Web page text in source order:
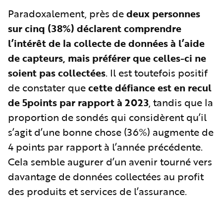
Paradoxalement, près dedeux personnes
sur cinq (38%) déclarent comprendre
l’intérêt de la collecte de données à l’aide
de capteurs, mais préférer que celles-ci ne
soient pas collectées. Il est toutefois positif
de constater quecette défiance est en recul
de 5points par rapport à 2023, tandis que la
proportion de sondés qui considèrent qu’il
s’agit d’une bonne chose (36%) augmente de
4 points par rapport à l’année précédente.
Cela semble augurer d’un avenir tourné vers
davantage de données collectées au profit
des produits et services de l’assurance.